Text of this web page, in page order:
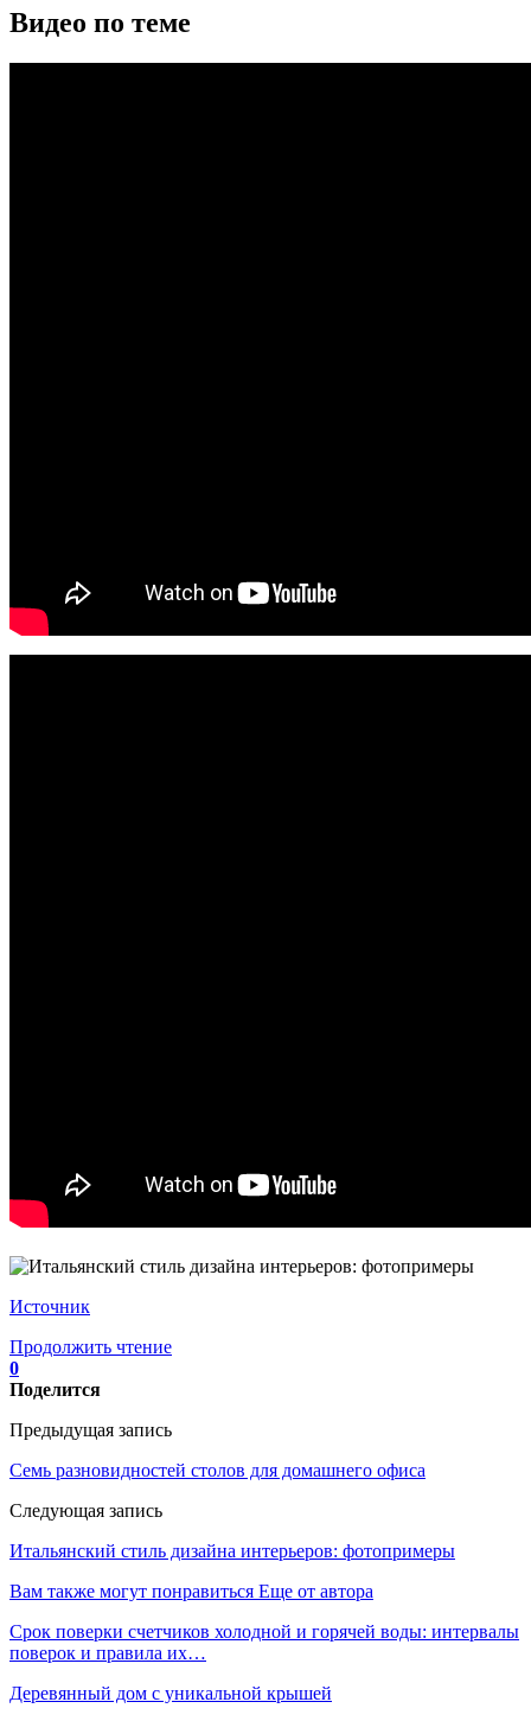
Видео по теме
Источник
Продолжить чтение
0
Поделится
Предыдущая запись
Семь разновидностей столов для домашнего офиса
Следующая запись
Итальянский стиль дизайна интерьеров: фотопримеры
Вам также могут понравиться Еще от автора
Срок поверки счетчиков холодной и горячей воды: интервалы
поверок и правила их…
Деревянный дом с уникальной крышей